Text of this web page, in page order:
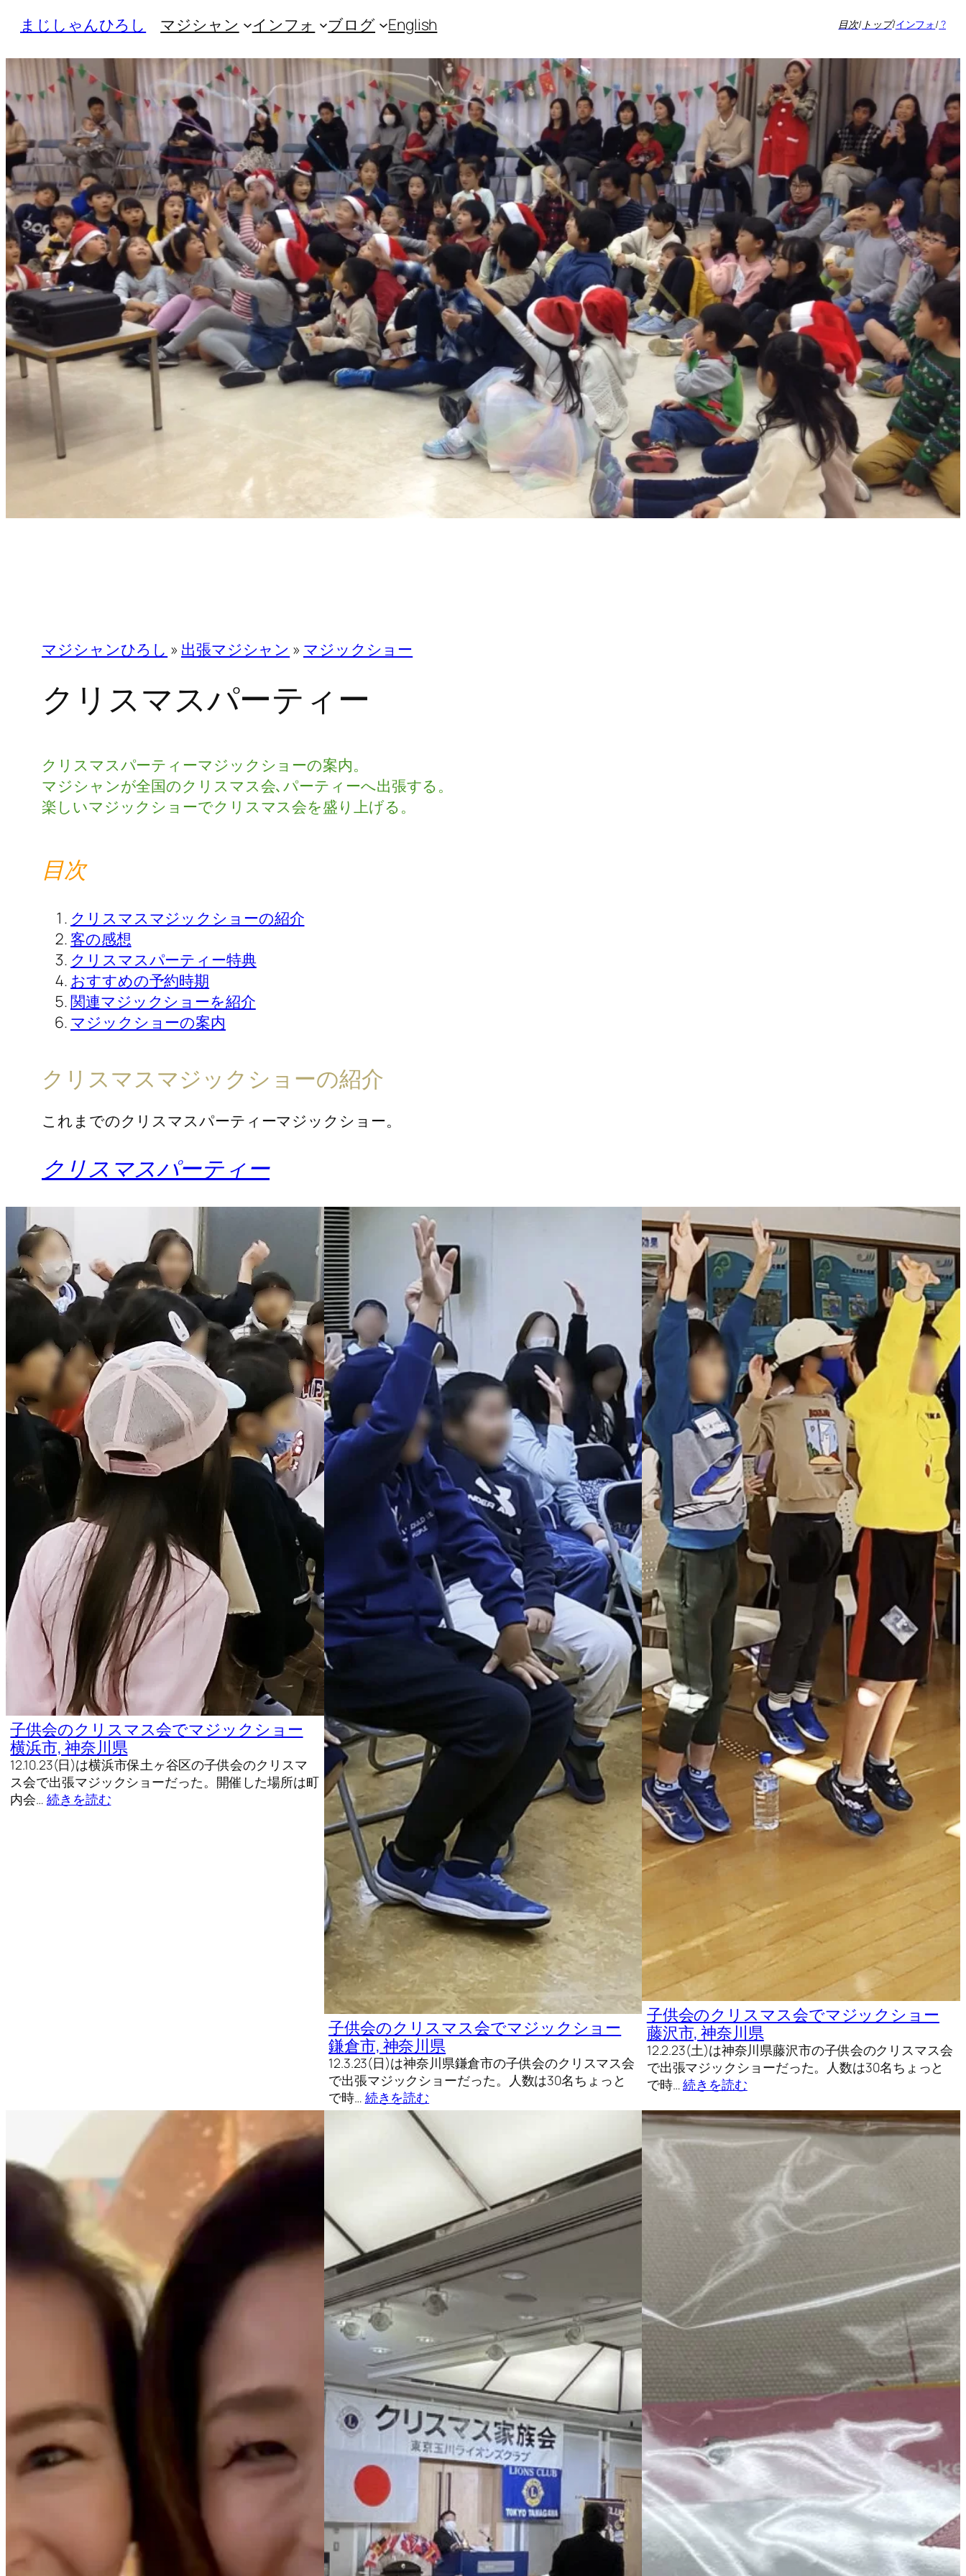
を
キ
ッ
プ
まじしゃんひろし マジシャン インフォ ブログ English 目次/ トップ/インフォ/?
マジシャンひろし » 出張マジシャン » マジックショー
クリスマスパーティー
クリスマスパーティーマジックショーの案内。
マジシャンが全国のクリスマス会､パーティーへ出張する。
楽しいマジックショーでクリスマス会を盛り上げる。
目次
クリスマスマジックショーの紹介
客の感想
クリスマスパーティー特典
おすすめの予約時期
関連マジックショーを紹介
マジックショーの案内
クリスマスマジックショーの紹介
これまでのクリスマスパーティーマジックショー。
クリスマスパーティー
子供会のクリスマス会でマジックショー
横浜市, 神奈川県
12.10.23(日)は横浜市保土ヶ谷区の子供会のクリスマ
ス会で出張マジックショーだった。開催した場所は町
内会… 続きを読む
子供会のクリスマス会でマジックショー
鎌倉市, 神奈川県
12.3.23(日)は神奈川県鎌倉市の子供会のクリスマス会
で出張マジックショーだった。人数は30名ちょっと
で時… 続きを読む
子供会のクリスマス会でマジックショー
藤沢市, 神奈川県
12.2.23(土)は神奈川県藤沢市の子供会のクリスマス会
で出張マジックショーだった。人数は30名ちょっと
で時…続きを読む